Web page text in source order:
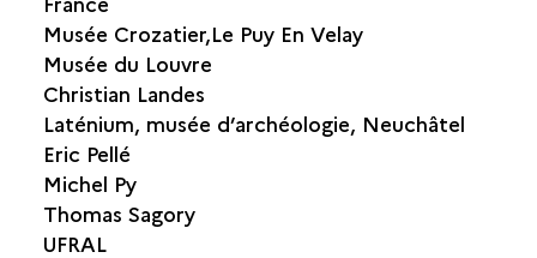
Musée Crozatier,Le Puy En Velay
Musée du Louvre
Christian Landes
Laténium, musée d’archéologie, Neuchâtel
Eric Pellé
Michel Py
Thomas Sagory
UFRAL